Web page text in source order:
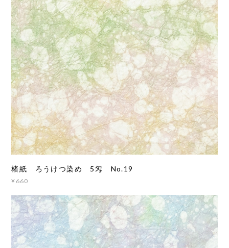
楮紙 ろうけつ染め 5匁 No.19
¥660